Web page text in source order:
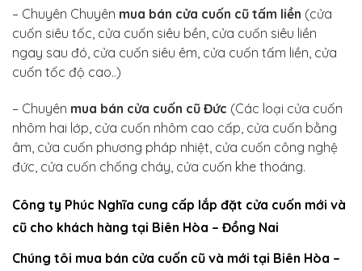
– Chuyên Chuyên mua bán cửa cuốn cũ tấm liền (cửa
cuốn siêu tốc, cửa cuốn siêu bền, cửa cuốn siêu liền
ngay sau đó, cửa cuốn siêu êm, cửa cuốn tấm liền, cửa
cuốn tốc độ cao..)
– Chuyên mua bán cửa cuốn cũ Đức (Các loại cửa cuốn
nhôm hai lớp, cửa cuốn nhôm cao cấp, cửa cuốn bằng
âm, cửa cuốn phương pháp nhiệt, cửa cuốn công nghệ
đức, cửa cuốn chống cháy, cửa cuốn khe thoáng.
Công ty Phúc Nghĩa cung cấp lắp đặt cửa cuốn mới và
cũ cho khách hàng tại Biên Hòa – Đồng Nai
Chúng tôi mua bán cửa cuốn cũ và mới tại Biên Hòa –